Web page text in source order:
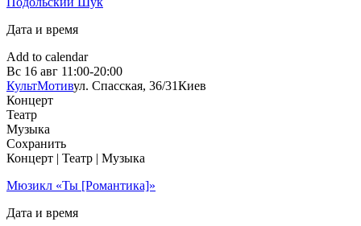
Дата и время
Add to calendar
Вс 16 авг 11:00-20:00
КультМотивул. Спасская, 36/31Киев
Концерт
Театр
Музыка
Сохранить
Концерт | Театр | Музыка
Мюзикл «Ты [Романтика]»
Дата и время